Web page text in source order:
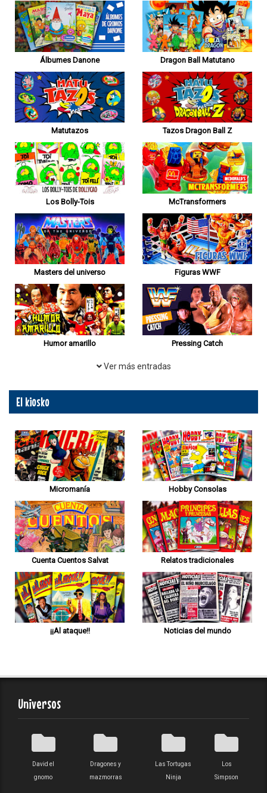
Álbumes Danone Dragon Ball Matutano
Matutazos Tazos Dragon Ball Z
Los Bolly-Tois McTransformers
Masters del universo Figuras WWF
Humor amarillo Pressing Catch
Ver más entradas
El kiosko
Micromanía Hobby Consolas
Cuenta Cuentos Salvat Relatos tradicionales
¡¡Al ataque!! Noticias del mundo
Universos
David el
gnomo
Dragones y
mazmorras
Las Tortugas
Ninja
Los
Simpson